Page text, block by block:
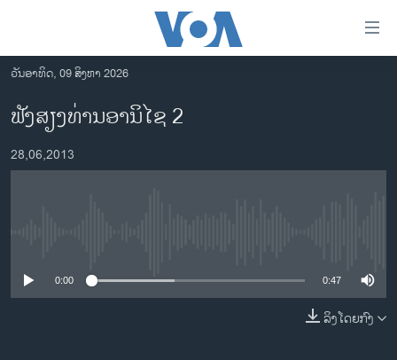
ເຂົ້າ
ຫາ
ຂ້າມ
ຂ້າມ
ຂ້າມ
ລາວ
ອາເມຣິກາ
ເອເຊຍ
ວັນອາທິດ, 09 ສິງຫາ 2026
ຟັງສຽງທ່ານອານິໄຊ 2
28,06,2013
0:00 0:47
ລິງໂດຍກົງ